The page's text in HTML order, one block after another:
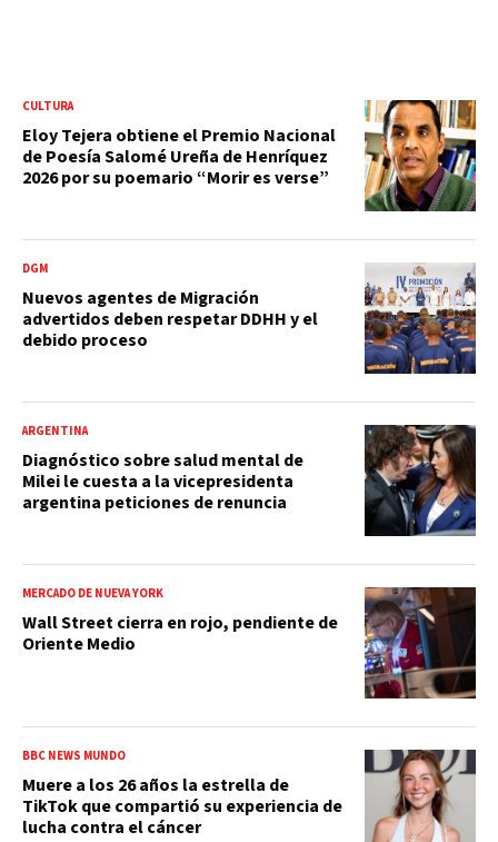
CULTURA
Eloy Tejera obtiene el Premio Nacional
de Poesía Salomé Ureña de Henríquez
2026 por su poemario “Morir es verse”
DGM
Nuevos agentes de Migración
advertidos deben respetar DDHH y el
debido proceso
ARGENTINA
Diagnóstico sobre salud mental de
Milei le cuesta a la vicepresidenta
argentina peticiones de renuncia
MERCADO DE NUEVA YORK
Wall Street cierra en rojo, pendiente de
Oriente Medio
BBC NEWS MUNDO
Muere a los 26 años la estrella de
TikTok que compartió su experiencia de
lucha contra el cáncer